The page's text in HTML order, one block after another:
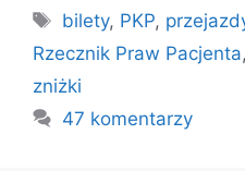
Tagi
bilety, PKP,
Rzecznik Praw Pacjenta,
zniżki
47 komentarzy